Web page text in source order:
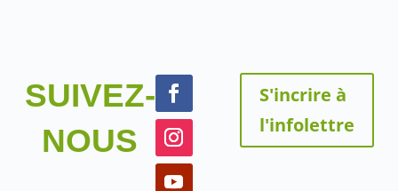
SUIVEZ-
NOUS
S'incrire à
l'infolettre